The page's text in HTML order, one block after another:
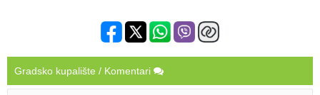
Gradsko kupalište / Komentari